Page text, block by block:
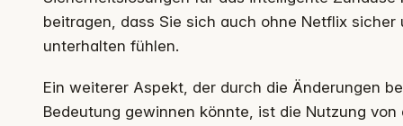
beitragen, dass Sie sich auch ohne Netflix sicher
unterhalten fühlen.
Ein weiterer Aspekt, der durch die Änderungen
Bedeutung gewinnen könnte, ist die Nutzung von